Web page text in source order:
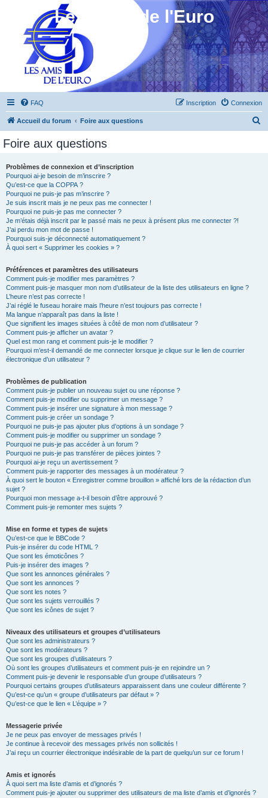
Les Amis de l'Euro
FAQ Connexion
Inscription
Accueil du forum Foire aux questions
Foire aux questions
Problèmes de connexion et d’inscription
Pourquoi ai-je besoin de m’inscrire ?
Qu’est-ce que la COPPA ?
Pourquoi ne puis-je pas m’inscrire ?
Je suis inscrit mais je ne peux pas me connecter !
Pourquoi ne puis-je pas me connecter ?
Je m’étais déjà inscrit par le passé mais ne peux à présent plus me connecter ?!
J’ai perdu mon mot de passe !
Pourquoi suis-je déconnecté automatiquement ?
À quoi sert « Supprimer les cookies » ?
Préférences et paramètres des utilisateurs
Comment puis-je modifier mes paramètres ?
Comment puis-je masquer mon nom d’utilisateur de la liste des utilisateurs en ligne ?
L’heure n’est pas correcte !
J’ai réglé le fuseau horaire mais l’heure n’est toujours pas correcte !
Ma langue n’apparaît pas dans la liste !
Que signifient les images situées à côté de mon nom d’utilisateur ?
Comment puis-je afficher un avatar ?
Quel est mon rang et comment puis-je le modifier ?
Pourquoi m’est-il demandé de me connecter lorsque je clique sur le lien de courrier
électronique d’un utilisateur ?
Problèmes de publication
Comment puis-je publier un nouveau sujet ou une réponse ?
Comment puis-je modifier ou supprimer un message ?
Comment puis-je insérer une signature à mon message ?
Comment puis-je créer un sondage ?
Pourquoi ne puis-je pas ajouter plus d’options à un sondage ?
Comment puis-je modifier ou supprimer un sondage ?
Pourquoi ne puis-je pas accéder à un forum ?
Pourquoi ne puis-je pas transférer de pièces jointes ?
Pourquoi ai-je reçu un avertissement ?
Comment puis-je rapporter des messages à un modérateur ?
À quoi sert le bouton « Enregistrer comme brouillon » affiché lors de la rédaction d’un
sujet ?
Pourquoi mon message a-t-il besoin d’être approuvé ?
Comment puis-je remonter mes sujets ?
Mise en forme et types de sujets
Qu’est-ce que le BBCode ?
Puis-je insérer du code HTML ?
Que sont les émoticônes ?
Puis-je insérer des images ?
Que sont les annonces générales ?
Que sont les annonces ?
Que sont les notes ?
Que sont les sujets verrouillés ?
Que sont les icônes de sujet ?
Niveaux des utilisateurs et groupes d’utilisateurs
Que sont les administrateurs ?
Que sont les modérateurs ?
Que sont les groupes d’utilisateurs ?
Où sont les groupes d’utilisateurs et comment puis-je en rejoindre un ?
Comment puis-je devenir le responsable d’un groupe d’utilisateurs ?
Pourquoi certains groupes d’utilisateurs apparaissent dans une couleur différente ?
Qu’est-ce qu’un « groupe d’utilisateurs par défaut » ?
Qu’est-ce que le lien « L’équipe » ?
Messagerie privée
Je ne peux pas envoyer de messages privés !
Je continue à recevoir des messages privés non sollicités !
J’ai reçu un courrier électronique indésirable de la part de quelqu’un sur ce forum !
Amis et ignorés
À quoi sert ma liste d’amis et d’ignorés ?
Comment puis-je ajouter ou supprimer des utilisateurs de ma liste d’amis et d’ignorés ?